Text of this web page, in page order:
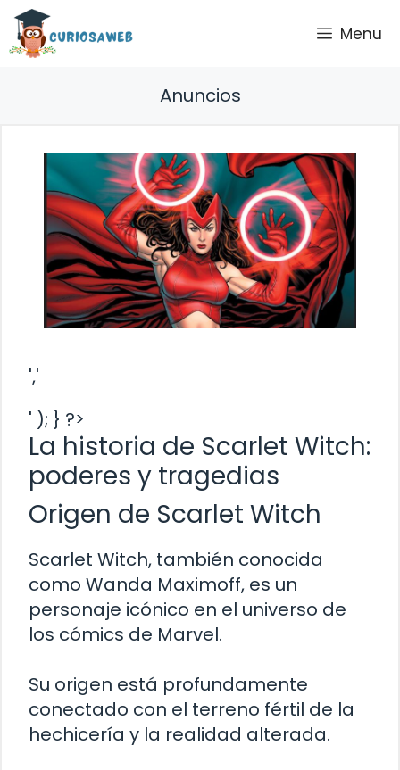
Saltar
contenido
Menu
Anuncios
','
' ); } ?>
La historia de Scarlet Witch:
poderes y tragedias
Origen de Scarlet Witch
Scarlet Witch, también conocida
como Wanda Maximoff, es un
personaje icónico en el universo de
los cómics de Marvel.
Su origen está profundamente
conectado con el terreno fértil de la
hechicería y la realidad alterada.